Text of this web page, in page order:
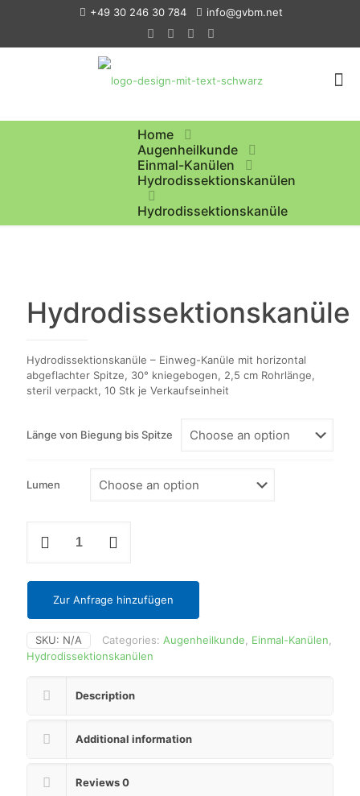
+49 30 246 30 784 info@gvbm.net
Home
Augenheilkunde
Einmal-Kanülen
Hydrodissektionskanülen
Hydrodissektionskanüle
Hydrodissektionskanüle
Hydrodissektionskanüle – Einweg-Kanüle mit horizontal
abgeflachter Spitze, 30° kniegebogen, 2,5 cm Rohrlänge,
steril verpackt, 10 Stk je Verkaufseinheit
Länge von Biegung bis Spitze
Lumen
Zur Anfrage hinzufügen
SKU: N/A Categories: Augenheilkunde Einmal-Kanülen
Hydrodissektionskanülen
Description
Additional information
Reviews0